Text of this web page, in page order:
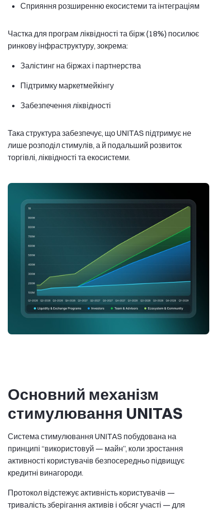
Сприяння розширенню екосистеми та інтеграціям
Частка для програм ліквідності та бірж (18%) посилює
ринкову інфраструктуру, зокрема:
Залістинг на біржах і партнерства
Підтримку маркетмейкінгу
Забезпечення ліквідності
Така структура забезпечує, що UNITAS підтримує не
лише розподіл стимулів, а й подальший розвиток
торгівлі, ліквідності та екосистеми.
Основний механізм
стимулювання UNITAS
Система стимулювання UNITAS побудована на
принципі “використовуй — майн”, коли зростання
активності користувачів безпосередньо підвищує
кредитні винагороди.
Протокол відстежує активність користувачів —
тривалість зберігання активів і обсяг участі — для